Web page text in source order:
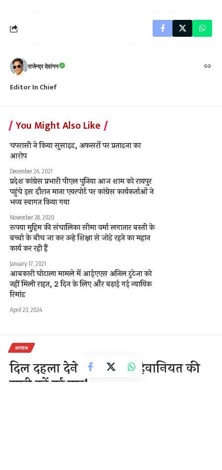
राजेन्द्र देवांगन
Editor In Chief
You Might Also Like
चपरासी ने किया सुसाइड, अफसरों पर प्रताड़ना का
आरोप
December 26, 2021
प्रदेश कांग्रेस प्रभारी पीएल पुनिया आज शाम को रायपुर
पहुंचे इस दौरान माना एयरपोर्ट पर कांग्रेस कार्यकर्ताओं ने
भव्य स्वागत किया गया
November 28, 2020
रूपया मुहिम की संचालिका सीमा वर्मा लगातार बस्ती के
बच्चो के बीच जा कर उन्हे शिक्षा से जोड़े रहने का महान
कार्य कर रही हैं
January 17, 2021
आबकारी घोटाला मामले में आईएएस अनिल टुटेजा को
नहीं मिली राहत, 2 दिन के लिए और बढ़ाई गई न्यायिक
रिमांड
April 23, 2024
अपराध
दिल दहला देने वाली घटना हैवानियत की
सारी हदें हुई पार!